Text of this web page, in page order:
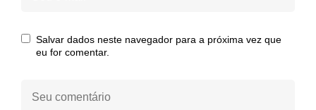
Salvar dados neste navegador para a próxima vez que
eu for comentar.
comentário: